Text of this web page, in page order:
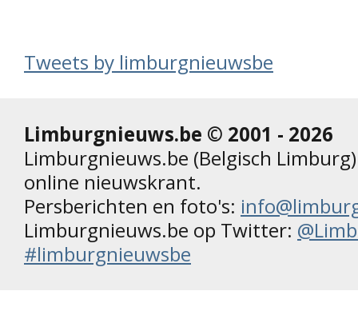
Tweets by limburgnieuwsbe
Limburgnieuws.be © 2001 - 2026
Limburgnieuws.be (Belgisch
online nieuwskrant.
Persberichten en foto's:
Limburgnieuws.be op Twitter:
#limburgnieuwsbe